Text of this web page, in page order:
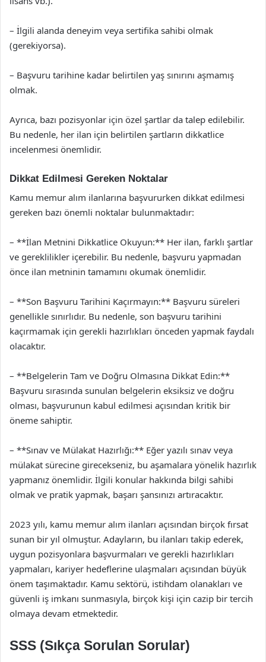
– İlgili alanda deneyim veya sertifika sahibi olmak
(gerekiyorsa).
– Başvuru tarihine kadar belirtilen yaş sınırını aşmamış
olmak.
Ayrıca, bazı pozisyonlar için özel şartlar da talep edilebilir.
Bu nedenle, her ilan için belirtilen şartların dikkatlice
incelenmesi önemlidir.
Dikkat Edilmesi Gereken Noktalar
Kamu memur alım ilanlarına başvururken dikkat edilmesi
gereken bazı önemli noktalar bulunmaktadır:
– **İlan Metnini Dikkatlice Okuyun:** Her ilan, farklı şartlar
ve gereklilikler içerebilir. Bu nedenle, başvuru yapmadan
önce ilan metninin tamamını okumak önemlidir.
– **Son Başvuru Tarihini Kaçırmayın:** Başvuru süreleri
genellikle sınırlıdır. Bu nedenle, son başvuru tarihini
kaçırmamak için gerekli hazırlıkları önceden yapmak faydalı
olacaktır.
– **Belgelerin Tam ve Doğru Olmasına Dikkat Edin:**
Başvuru sırasında sunulan belgelerin eksiksiz ve doğru
olması, başvurunun kabul edilmesi açısından kritik bir
öneme sahiptir.
– **Sınav ve Mülakat Hazırlığı:** Eğer yazılı sınav veya
mülakat sürecine girecekseniz, bu aşamalara yönelik hazırlık
yapmanız önemlidir. İlgili konular hakkında bilgi sahibi
olmak ve pratik yapmak, başarı şansınızı artıracaktır.
2023 yılı, kamu memur alım ilanları açısından birçok fırsat
sunan bir yıl olmuştur. Adayların, bu ilanları takip ederek,
uygun pozisyonlara başvurmaları ve gerekli hazırlıkları
yapmaları, kariyer hedeflerine ulaşmaları açısından büyük
önem taşımaktadır. Kamu sektörü, istihdam olanakları ve
güvenli iş imkanı sunmasıyla, birçok kişi için cazip bir tercih
olmaya devam etmektedir.
SSS (Sıkça Sorulan Sorular)